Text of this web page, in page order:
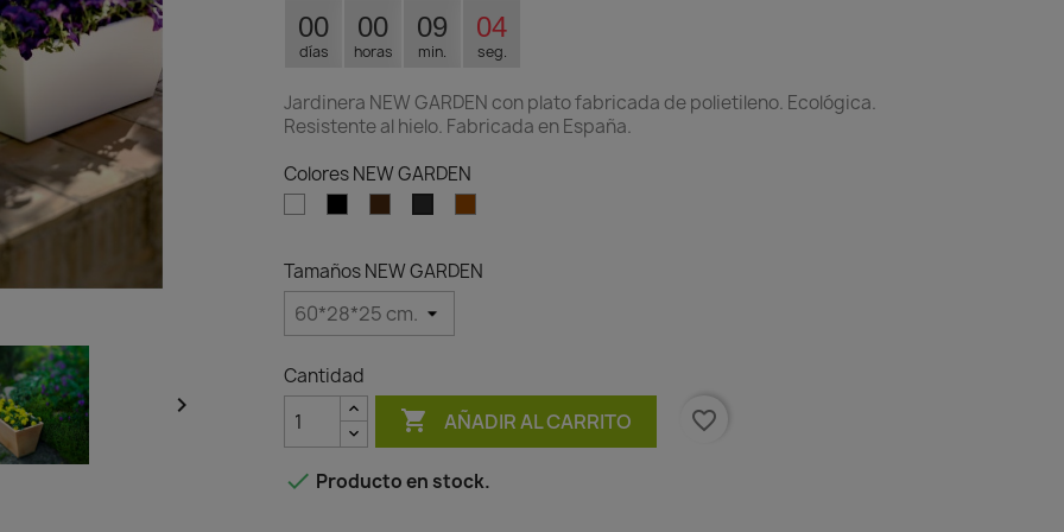

00
días
00
horas
09
min.
04
seg.
Jardinera NEW GARDEN con plato fabricada de polietileno. Ecológica.
Resistente al hielo. Fabricada en España.
Colores NEW GARDEN
Tamaños NEW GARDEN
Cantidad
 AÑADIR AL CARRITO favorite_border
 Producto en stock.